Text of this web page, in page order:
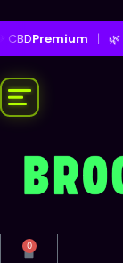
Premium | 🌿
0